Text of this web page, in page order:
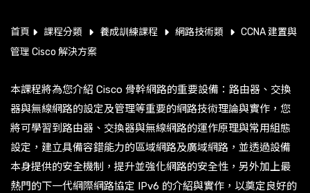
於網安智慧科技
絡我們
首頁 課程分類 養成訓練課程 網路技術類
CCNA 建置與
管理 Cisco 解決方案
本課程將為您介紹 Cisco 骨幹網路的重要設備：路由器、交換
器與無線網路的設定及管理等重要的網路技術理論與實作，您
將可學習到路由器、交換器與無線網路的運作原理與常用組態
設定，建立具備容錯能力的區域網路及廣域網路，並透過設備
本身提供的安全機制，提升並強化網路的安全性，另外加上最
熱門的下一代網際網路協定 IPv6 的介紹與實作，以奠定良好的